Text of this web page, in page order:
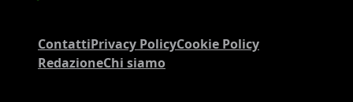
ContattiPrivacy PolicyCookie Policy
RedazioneChi siamo